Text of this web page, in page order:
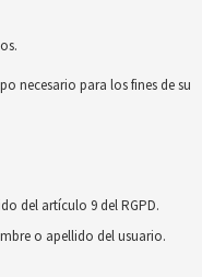
necesario para los fines de su
del artículo 9 del RGPD.
o apellido del usuario.